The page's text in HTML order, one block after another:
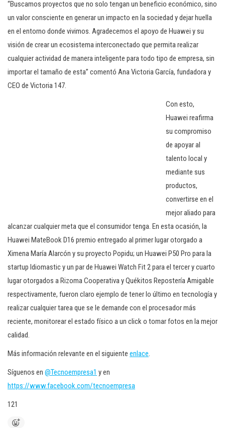
“Buscamos proyectos que no solo tengan un beneficio económico, sino
un valor consciente en generar un impacto en la sociedad y dejar huella
en el entorno donde vivimos. Agradecemos el apoyo de Huawei y su
visión de crear un ecosistema interconectado que permita realizar
cualquier actividad de manera inteligente para todo tipo de empresa, sin
importar el tamaño de esta” comentó Ana Victoria García, fundadora y
CEO de Victoria 147.
Con esto,
Huawei reafirma
su compromiso
de apoyar al
talento local y
mediante sus
productos,
convertirse en el
mejor aliado para
alcanzar cualquier meta que el consumidor tenga. En esta ocasión, la
Huawei MateBook D16 premio entregado al primer lugar otorgado a
Ximena María Alarcón y su proyecto Popidu; un Huawei P50 Pro para la
startup Idiomastic y un par de Huawei Watch Fit 2 para el tercer y cuarto
lugar otorgados a Rizoma Cooperativa y Quékitos Repostería Amigable
respectivamente, fueron claro ejemplo de tener lo último en tecnología y
realizar cualquier tarea que se le demande con el procesador más
reciente, monitorear el estado físico a un click o tomar fotos en la mejor
calidad.
Más información relevante en el siguiente enlace.
Síguenos en @Tecnoempresa1 y en
https://www.facebook.com/tecnoempresa
121